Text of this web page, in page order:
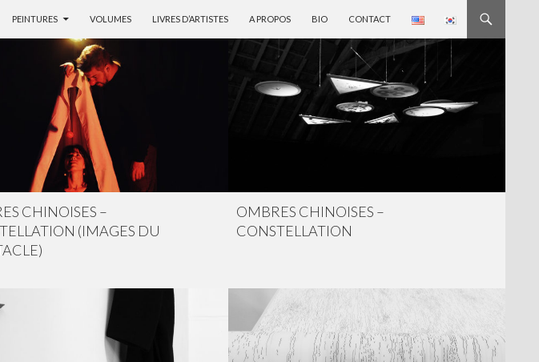
PEINTURES VOLUMES LIVRES D’ARTISTES A PROPOS BIO CONTACT
CHINOISES –
(IMAGES DU
OMBRES CHINOISES –
CONSTELLATION